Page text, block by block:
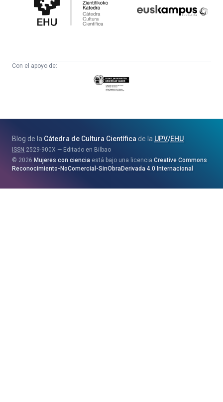
Cultura
Científica
Con el apoyo de:
Eusko
Jaurlaritza
eta
Berrikuntza
Saila
Blog de la Cátedra de Cultura Científica de la UPV/EHU
ISSN 2529-900X
Editado en Bilbao
2026 Mujeres con ciencia está bajo una licencia Creative Commons
Reconocimiento-NoComercial-SinObraDerivada 4.0 Internacional